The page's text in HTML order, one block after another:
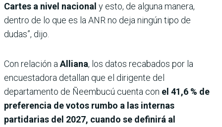
Cartes a nivel nacional y esto, de alguna manera,
dentro de lo que es la ANR no deja ningún tipo de
dudas”, dijo.
Con relación a Alliana, los datos recabados por la
encuestadora detallan que el dirigente del
departamento de Ñeembucú cuenta con el 41,6 % de
preferencia de votos rumbo a las internas
partidarias del 2027, cuando se definirá al